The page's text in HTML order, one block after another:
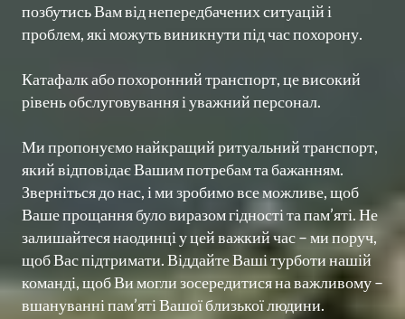
позбутись Вам від непередбачених ситуацій і
проблем, які можуть виникнути під час похорону.
Катафалк або похоронний транспорт, це високий
рівень обслуговування і уважний персонал.
Ми пропонуємо найкращий ритуальний транспорт,
який відповідає Вашим потребам та бажанням.
Зверніться до нас, і ми зробимо все можливе, щоб
Ваше прощання було виразом гідності та пам’яті. Не
залишайтеся наодинці у цей важкий час – ми поруч,
щоб Вас підтримати. Віддайте Ваші турботи нашій
команді, щоб Ви могли зосередитися на важливому –
вшануванні пам’яті Вашої близької людини.